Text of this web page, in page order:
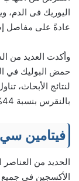
اليوريك فى الدم،
عادةً على مفاصل
وأكدت العديد من
حمض البوليك في
لنتائج الأبحاث،
بالنقرس بنسبة 44%.
فيتامين
الحديد من العناصر
الأكسجين في